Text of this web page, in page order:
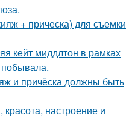
+ прическа) для съемки
кейт миддлтон в рамках
и причёска должны быть
настроение и